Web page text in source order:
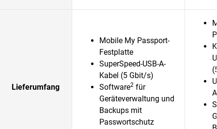
Lieferumfang
Mobile My Passport-
Festplatte
SuperSpeed-USB-A-
Kabel (5 Gbit/s)
Software2 für
Geräteverwaltung und
Backups mit
Passwortschutz